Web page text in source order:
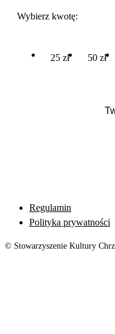
Wybierz kwotę:
25 zł 50 zł
Regulamin
Polityka prywatności
© Stowarzyszenie Kultury